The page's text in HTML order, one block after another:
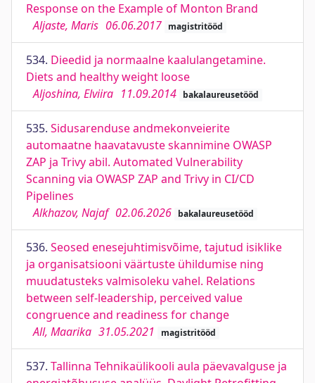
Response on the Example of Monton Brand
Aljaste, Maris 06.06.2017 magistritööd
534. Dieedid ja normaalne kaalulangetamine.
Diets and healthy weight loose
Aljoshina, Elviira 11.09.2014 bakalaureusetööd
535. Sidusarenduse andmekonveierite
automaatne haavatavuste skannimine OWASP
ZAP ja Trivy abil. Automated Vulnerability
Scanning via OWASP ZAP and Trivy in CI/CD
Pipelines
Alkhazov, Najaf 02.06.2026 bakalaureusetööd
536. Seosed enesejuhtimisvõime, tajutud isiklike
ja organisatsiooni väärtuste ühildumise ning
muudatusteks valmisoleku vahel. Relations
between self-leadership, perceived value
congruence and readiness for change
All, Maarika 31.05.2021 magistritööd
537. Tallinna Tehnikaülikooli aula päevavalguse ja